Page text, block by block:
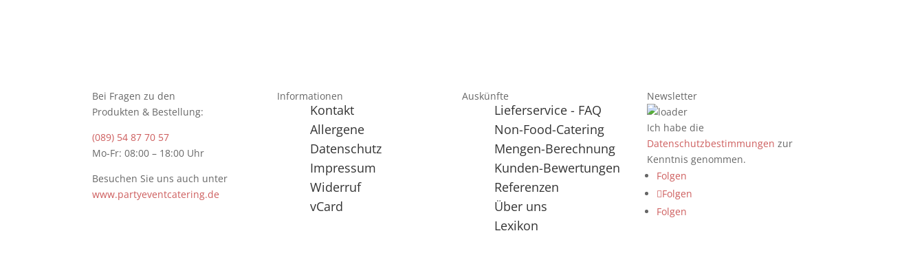
Bei Fragen zu den
Produkten & Bestellung:
(089) 54 87 70 57
Mo-Fr: 08:00 – 18:00 Uhr
Besuchen Sie uns auch unter
www.partyeventcatering.de
Informationen
Kontakt
Allergene
Datenschutz
Impressum
Widerruf
vCard
Auskünfte
Lieferservice - FAQ
Non-Food-Catering
Mengen-Berechnung
Kunden-Bewertungen
Referenzen
Über uns
Lexikon
Newsletter
Ich habe die
Datenschutzbestimmungen zur
Kenntnis genommen.
Folgen
Folgen
Folgen